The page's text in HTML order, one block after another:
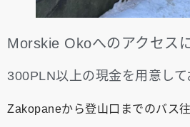
Morskie Okoへのアクセス
300PLN以上の現金を用意し
Zakopaneから登山口までのバス